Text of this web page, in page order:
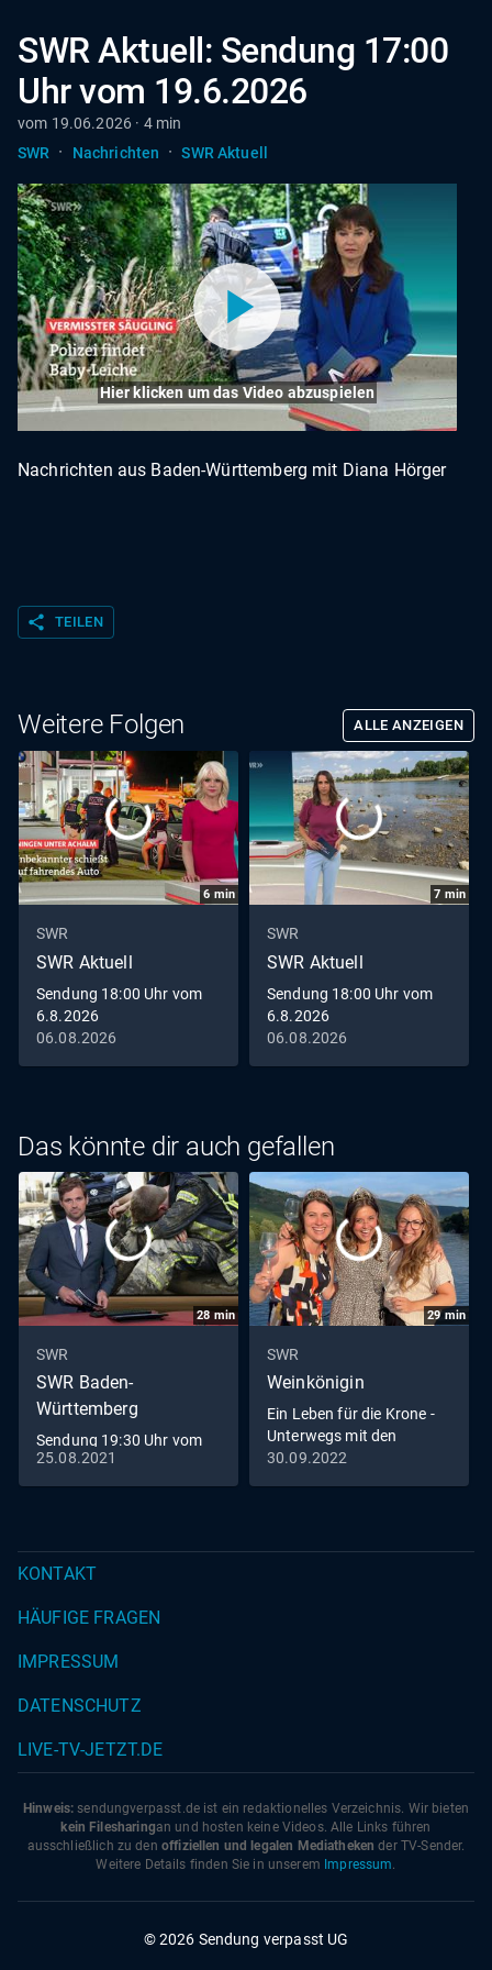
SWR Aktuell: Sendung 17:00
Uhr vom 19.6.2026
vom 19.06.2026 · 4 min
SWR
· Nachrichten · SWR Aktuell
Hier klicken um das Video abzuspielen
Nachrichten aus Baden-Württemberg mit Diana Hörger
share TEILEN
Weitere Folgen ALLE ANZEIGEN
6 min
SWR
SWR Aktuell
Sendung 18:00 Uhr vom
6.8.2026
06.08.2026
7 min
SWR
SWR Aktuell
Sendung 18:00 Uhr vom
6.8.2026
06.08.2026
Das könnte dir auch gefallen
28min
SWR
SWR Baden-
Württemberg
Sendung 19:30 Uhr vom
25.8.2021
25.08.2021
29min
SWR
Weinkönigin
Ein Leben für die Krone -
Unterwegs mit den
Weinköniginnen
30.09.2022
KONTAKT
HÄUFIGE FRAGEN
IMPRESSUM
DATENSCHUTZ
LIVE-TV-JETZT.DE
Hinweis: sendungverpasst.de ist ein redaktionelles Verzeichnis. Wir bieten
kein Filesharingan und hosten keine Videos. Alle Links führen
ausschließlich zu den offiziellen und legalen Mediatheken der TV-Sender.
Weitere Details finden Sie in unserem Impressum.
© 2026 Sendung verpasst UG